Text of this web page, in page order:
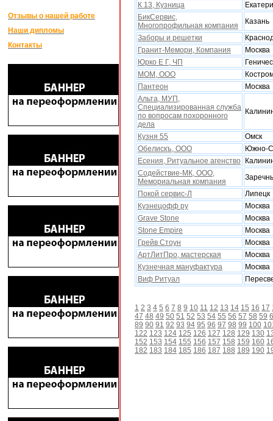
Отзывы о нашей работе
Наши дипломы
Контакты
К 13, Кузница
БикСервис,
Многопрофильная компания
Казань
Заборы и решетки
Гранит-Мемори, Компания
Москва
Юрко Е Г, ЧП
МОМ, ООО
Пантеон
Москва
Альта, МУП,
Специализированная служба
по вопросам поxоронного
дела
Кузня 55
Омск
Обелискъ, ООО
Южно-
Есения, Ритуальное агенство
Содействие-МК, ООО,
Мемориальная компания
Покой сервис-Л
Липецк
Кузнецофф ру
Москва
Grave Stone
Москва
Stone Empire
Москва
Грейв Стоун
Москва
АртЛитПро, мастерская
Москва
Кузнечная мануфактура
Москва
Виф Ритуал
1 2 3 4 5 6 7 8 9 10 11 12 13 14 15 16 17
47 48 49 50 51 52 53 54 55 56 57 58 59
89 90 91 92 93 94 95 96 97 98 99 100
122 123 124 125 126 127 128 129 130
152 153 154 155 156 157 158 159 160
182 183 184 185 186 187 188 189 190